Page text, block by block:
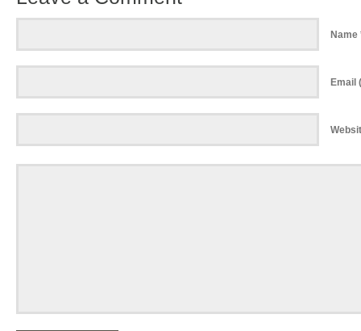
Name
Email